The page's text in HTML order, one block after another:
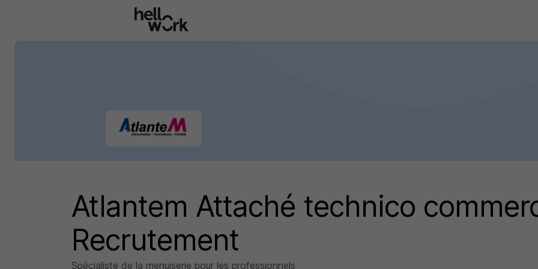
Atlantem Attaché technico
Recrutement
Spécialiste de la menuiserie pour les professionnels